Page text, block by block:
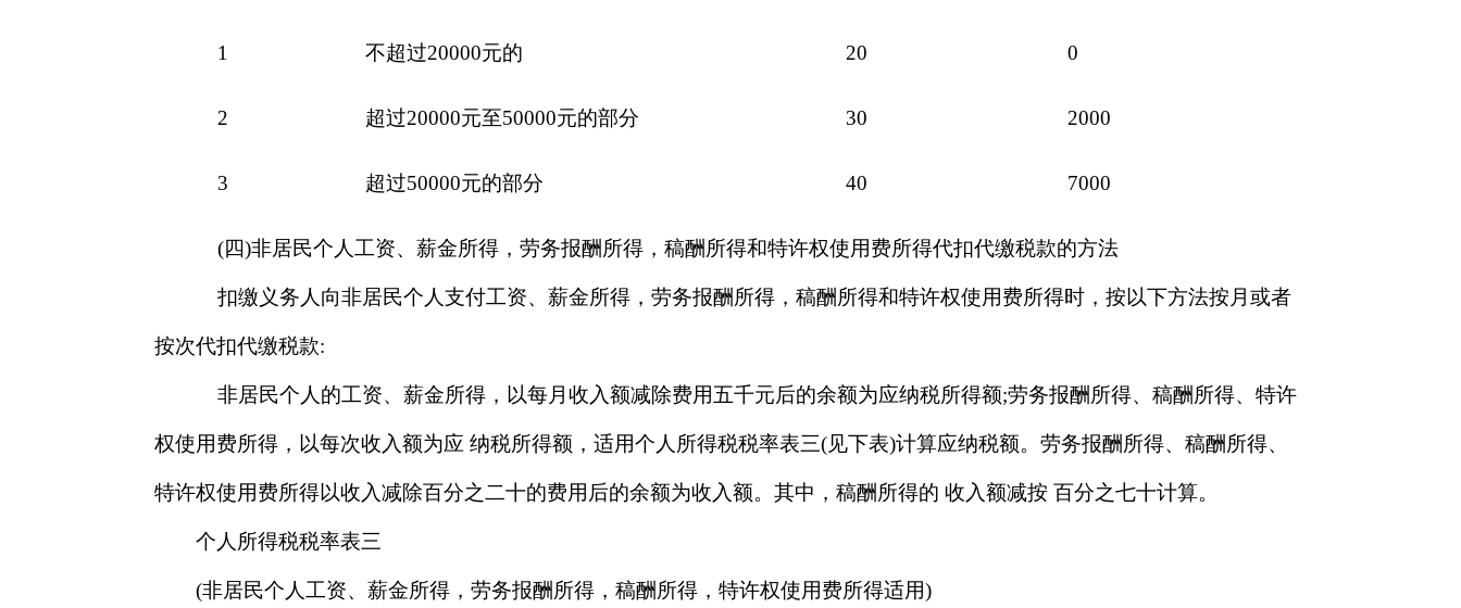
1 不超过20000元的 20 0
2 超过20000元至50000元的部分 30 2000
3 超过50000元的部分 40 7000
(四)非居民个人工资、薪金所得，劳务报酬所得，稿酬所得和特许权使用费所得代扣代缴税款的方法
扣缴义务人向非居民个人支付工资、薪金所得，劳务报酬所得，稿酬所得和特许权使用费所得时，按以下方法按月或者
按次代扣代缴税款:
非居民个人的工资、薪金所得，以每月收入额减除费用五千元后的余额为应纳税所得额;劳务报酬所得、稿酬所得、特许
权使用费所得，以每次收入额为应 纳税所得额，适用个人所得税税率表三(见下表)计算应纳税额。劳务报酬所得、稿酬所得、
特许权使用费所得以收入减除百分之二十的费用后的余额为收入额。其中，稿酬所得的 收入额减按 百分之七十计算。
个人所得税税率表三
(非居民个人工资、薪金所得，劳务报酬所得，稿酬所得，特许权使用费所得适用)